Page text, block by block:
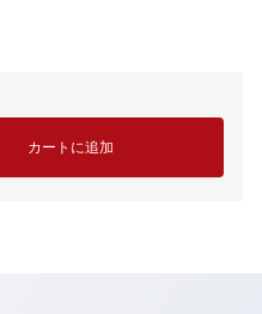
カートに追加